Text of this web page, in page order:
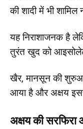
की शादी में भी शामिल
यह निराशाजनक है
तुरंत खुद को
खैर, मानसून की
आया है और अक्षय
अक्षय की